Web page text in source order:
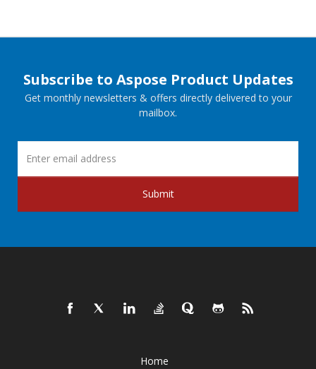
Subscribe to Aspose Product Updates
Get monthly newsletters & offers directly delivered to your
mailbox.
Submit
Home